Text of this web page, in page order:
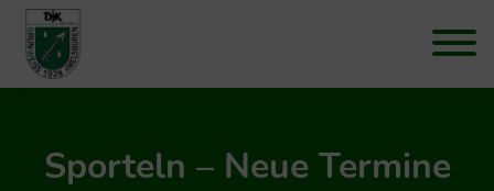
Sporteln – Neue Termine